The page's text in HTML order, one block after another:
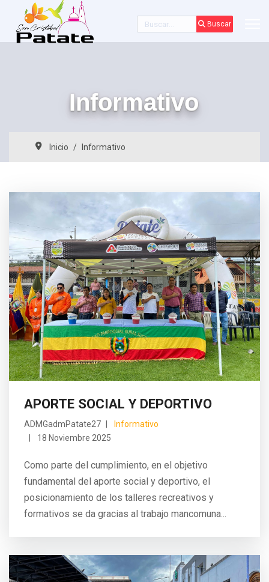
Buscar Buscar
Informativo
Inicio Informativo
APORTE SOCIAL Y DEPORTIVO
ADMGadmPatate27
Informativo
18 Noviembre 2025
Como parte del cumplimiento, en el objetivo
fundamental del aporte social y deportivo, el
posicionamiento de los talleres recreativos y
formativos se da gracias al trabajo mancomuna...